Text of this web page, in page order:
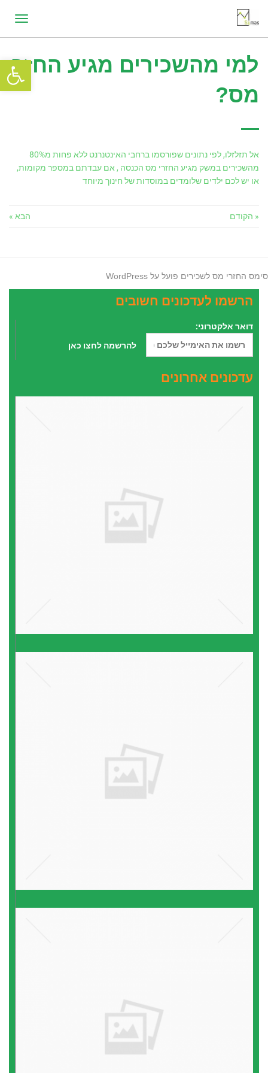
פתח
למי מהשכירים מגיע החזר
מס?
אל תזלזלו, לפי נתונים שפורסמו ברחבי האינטנרנט ללא פחות מ80%
מהשכירים במשק מגיע החזרי מס הכנסה , אם עבדתם במספר מקומות,
או יש לכם ילדים שלומדים במוסדות של חינוך מיוחד
« הקודם הבא »
סימס החזרי מס לשכירים פועל על WordPress
הרשמו לעדכונים חשובים
דואר אלקטרוני:
עדכונים אחרונים